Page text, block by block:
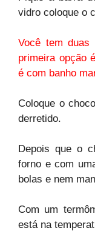
vidro coloque o
Você tem
primeira opção
é com banho
Coloque o
derretido.
Depois que o
forno e com
bolas e nem
Com um
está na